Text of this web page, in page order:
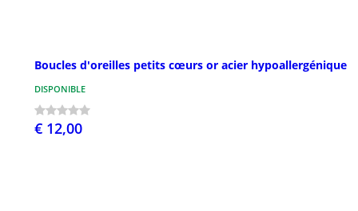
Boucles d'oreilles petits cœurs or acier hypoallergénique
DISPONIBLE
€ 12,00